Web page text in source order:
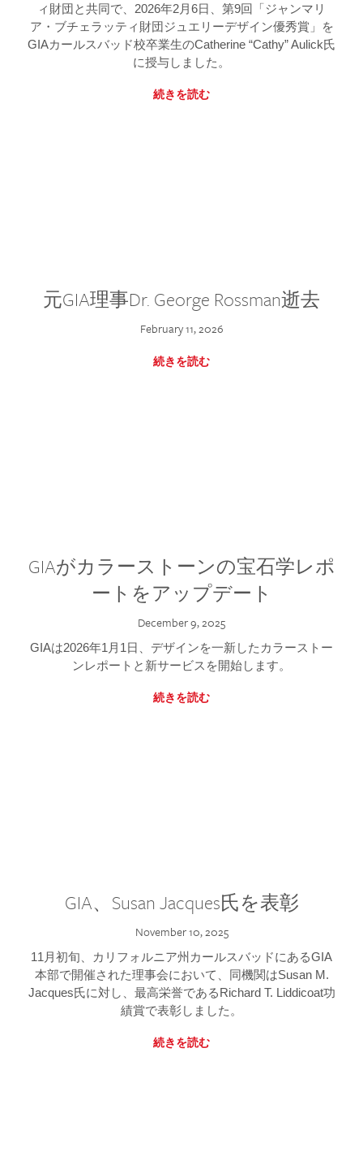
ィ財団と共同で、2026年2月6日、第9回「ジャンマリ
ア・ブチェラッティ財団ジュエリーデザイン優秀賞」を
GIAカールスバッド校卒業生のCatherine “Cathy” Aulick氏
に授与しました。
続きを読む
元GIA理事Dr. George Rossman逝去
February 11, 2026
続きを読む
GIAがカラーストーンの宝石学レポ
ートをアップデート
December 9, 2025
GIAは2026年1月1日、デザインを一新したカラーストー
ンレポートと新サービスを開始します。
続きを読む
GIA、Susan Jacques氏を表彰
November 10, 2025
11月初旬、カリフォルニア州カールスバッドにあるGIA
本部で開催された理事会において、同機関はSusan M.
Jacques氏に対し、最高栄誉であるRichard T. Liddicoat功
績賞で表彰しました。
続きを読む